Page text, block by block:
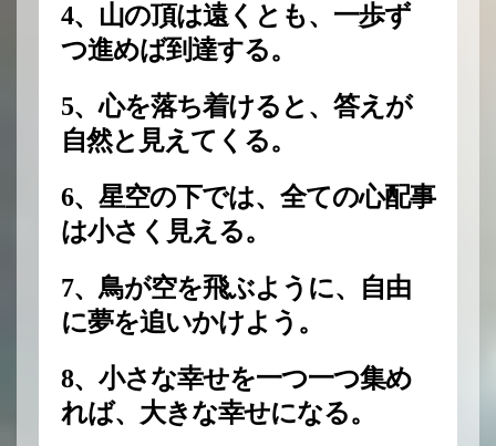
4、山の頂は遠くとも、一歩ず
つ進めば到達する。
5、心を落ち着けると、答えが
自然と見えてくる。
6、星空の下では、全ての心配事
は小さく見える。
7、鳥が空を飛ぶように、自由
に夢を追いかけよう。
8、小さな幸せを一つ一つ集め
れば、大きな幸せになる。